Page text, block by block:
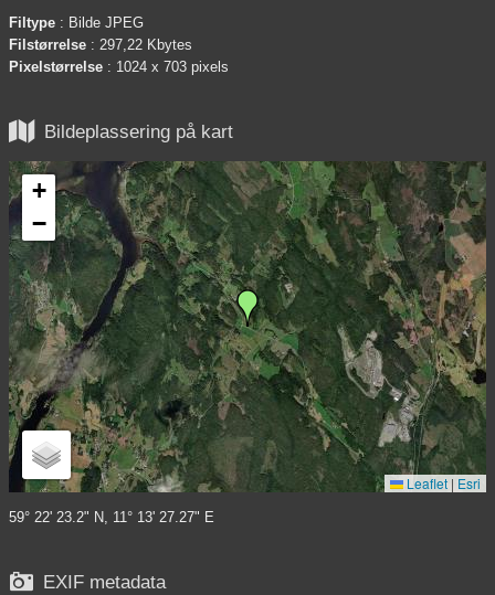
Filtype : Bilde JPEG
Filstørrelse : 297,22 Kbytes
Pixelstørrelse : 1024 x 703 pixels
 Bildeplassering på kart
+
−
Leaflet | Esri
59° 22' 23.2" N, 11° 13' 27.27" E
 EXIF metadata